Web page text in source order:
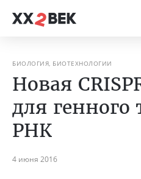
БИОЛОГИЯ, БИОТЕХНОЛОГИИ
Новая
для генного
РНК
4 июня 2016